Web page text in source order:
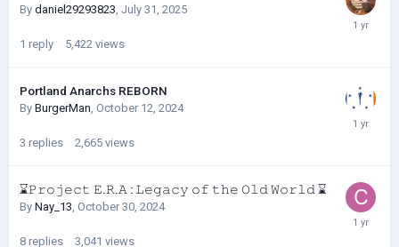
By daniel29293823 July 31, 2025
1 reply 5,422 views
Portland Anarchs REBORN
By BurgerMan October 12, 2024
3 replies 2,665 views
⌛𝙿𝚛𝚘𝚓𝚎𝚌𝚝 𝙴.𝚁.𝙰 : 𝙻𝚎𝚐𝚊𝚌𝚢 𝚘𝚏 𝚝𝚑𝚎 𝙾𝚕𝚍 𝚆𝚘𝚛𝚕𝚍 ⌛
By Nay_13 October 30, 2024
8 replies 3,041 views